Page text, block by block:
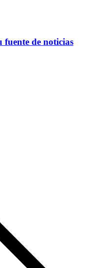
fuente de noticias